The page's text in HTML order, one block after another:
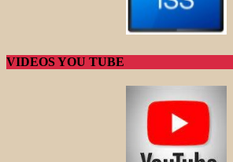
VIDEOS YOU TUBE